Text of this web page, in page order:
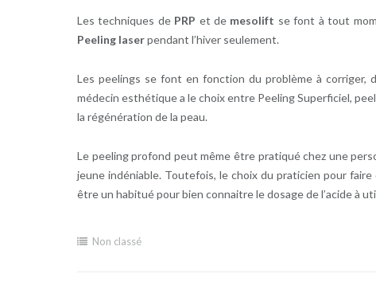
Les techniques de PRP et de mesolift se font à tout
Peeling laserpendant l’hiver seulement.
Les peelings se font en fonction du problème à
médecin esthétique a le choix entre Peeling Superficiel,
la régénération de la peau.
Le peeling profond peut même être pratiqué chez une
jeune indéniable. Toutefois, le choix du praticien pour
être un habitué pour bien connaitre le dosage de l’acide à
Non classé